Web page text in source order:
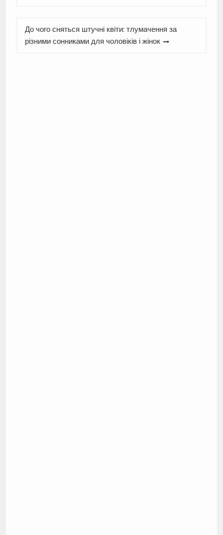
До чого сняться штучні квіти: тлумачення за
різними сонниками для чоловіків і жінок